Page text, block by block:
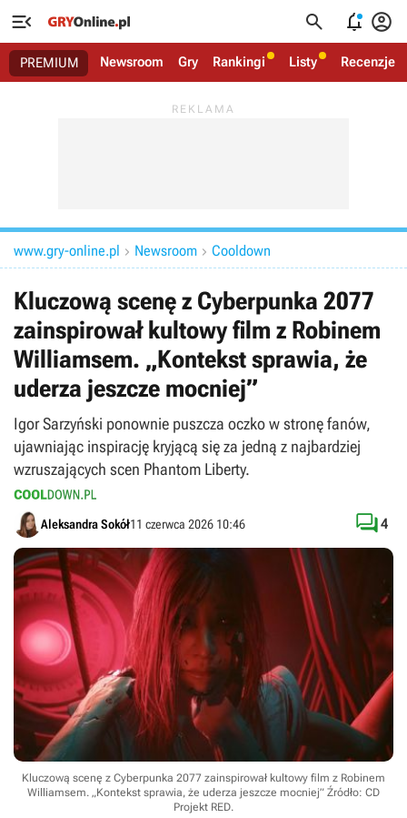
   
PREMIUM Newsroom Gry Rankingi Listy Recenzje
www.gry-online.pl  Newsroom  Cooldown
Kluczową scenę z Cyberpunka 2077
zainspirował kultowy film z Robinem
Williamsem. „Kontekst sprawia, że
uderza jeszcze mocniej”
Igor Sarzyński ponownie puszcza oczko w stronę fanów,
ujawniając inspirację kryjącą się za jedną z najbardziej
wzruszających scen Phantom Liberty.
Aleksandra Sokół11 czerwca 2026 10:46 4
Kluczową scenę z Cyberpunka 2077 zainspirował kultowy film z Robinem
Williamsem. „Kontekst sprawia, że uderza jeszcze mocniej” Źródło: CD
Projekt RED.